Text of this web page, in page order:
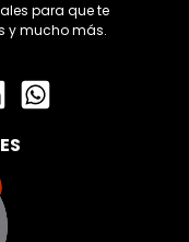
para que te
y mucho más.